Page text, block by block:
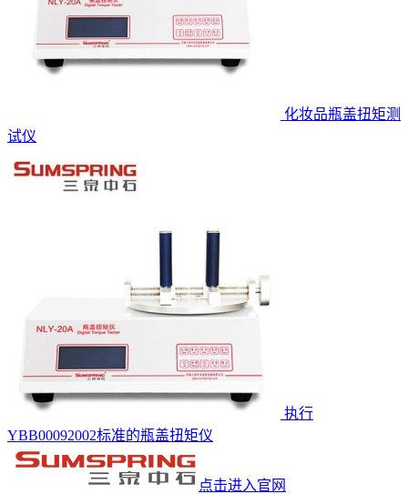
化妆品瓶盖扭矩测
试仪
执行
YBB00092002标准的瓶盖扭矩仪
点击进入官网